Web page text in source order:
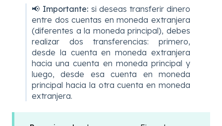
📢 Importante: si deseas transferir dinero
entre dos cuentas en moneda extranjera
(diferentes a la moneda principal), debes
realizar dos transferencias: primero,
desde la cuenta en moneda extranjera
hacia una cuenta en moneda principal y
luego, desde esa cuenta en moneda
principal hacia la otra cuenta en moneda
extranjera.